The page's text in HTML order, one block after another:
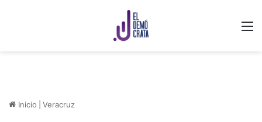
Inicio Veracruz